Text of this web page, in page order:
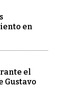
en
el
Gustavo